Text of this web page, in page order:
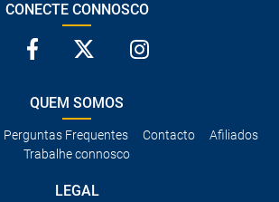
CONECTE CONNOSCO
QUEM SOMOS
Perguntas Frequentes Contacto
Afiliados
Trabalhe connosco
LEGAL